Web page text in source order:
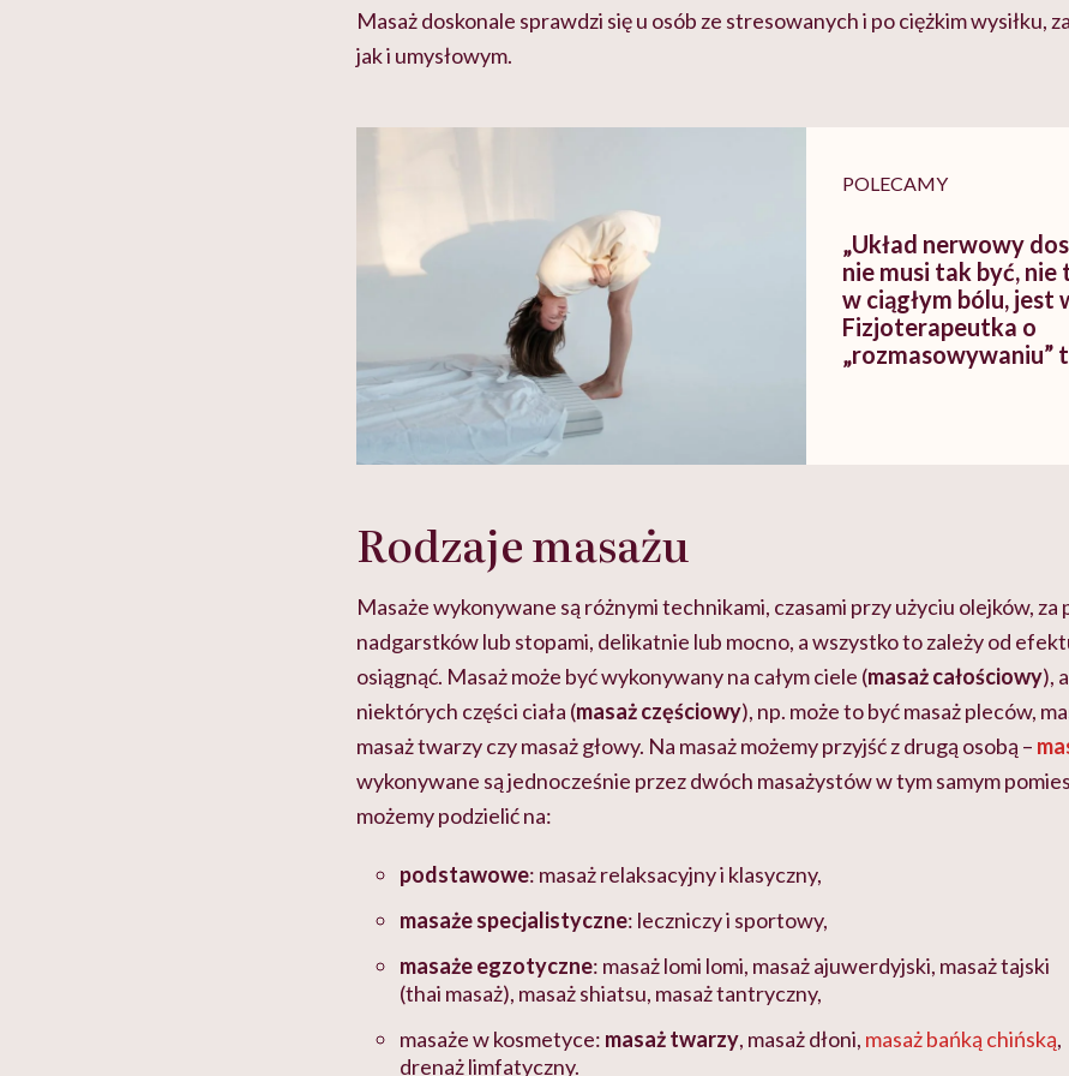
Masaż doskonale sprawdzi się u osób ze stresowanych i po ciężkim wysiłku,
jak i umysłowym.
POLECAMY
„Układ nerwowy
nie musi tak być,
w ciągłym bólu, jest
Fizjoterapeutka o
„rozmasowywaniu”
Rodzaje masażu
Masaże wykonywane są różnymi technikami, czasami przy użyciu olejków, za
nadgarstków lub stopami, delikatnie lub mocno, a wszystko to zależy od
osiągnąć. Masaż może być wykonywany na całym ciele (masaż całościowy),
niektórych części ciała (masaż częściowy), np. może to być masaż pleców,
masaż twarzy czy masaż głowy. Na masaż możemy przyjść z drugą osobą –
wykonywane są jednocześnie przez dwóch masażystów w tym samym
możemy podzielić na:
podstawowe: masaż relaksacyjny i klasyczny,
masaże specjalistyczne: leczniczy i sportowy,
masaże egzotyczne: masaż lomi lomi, masaż ajuwerdyjski, masaż tajski
(thai masaż), masaż shiatsu, masaż tantryczny,
masaże w kosmetyce: masaż twarzy, masaż dłoni, masaż bańką chińską,
drenaż limfatyczny.